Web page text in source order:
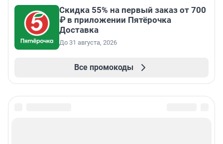
Скидка 55% на первый заказ от 700
₽ в приложении Пятёрочка
Доставка
До 31 августа, 2026
Все промокоды